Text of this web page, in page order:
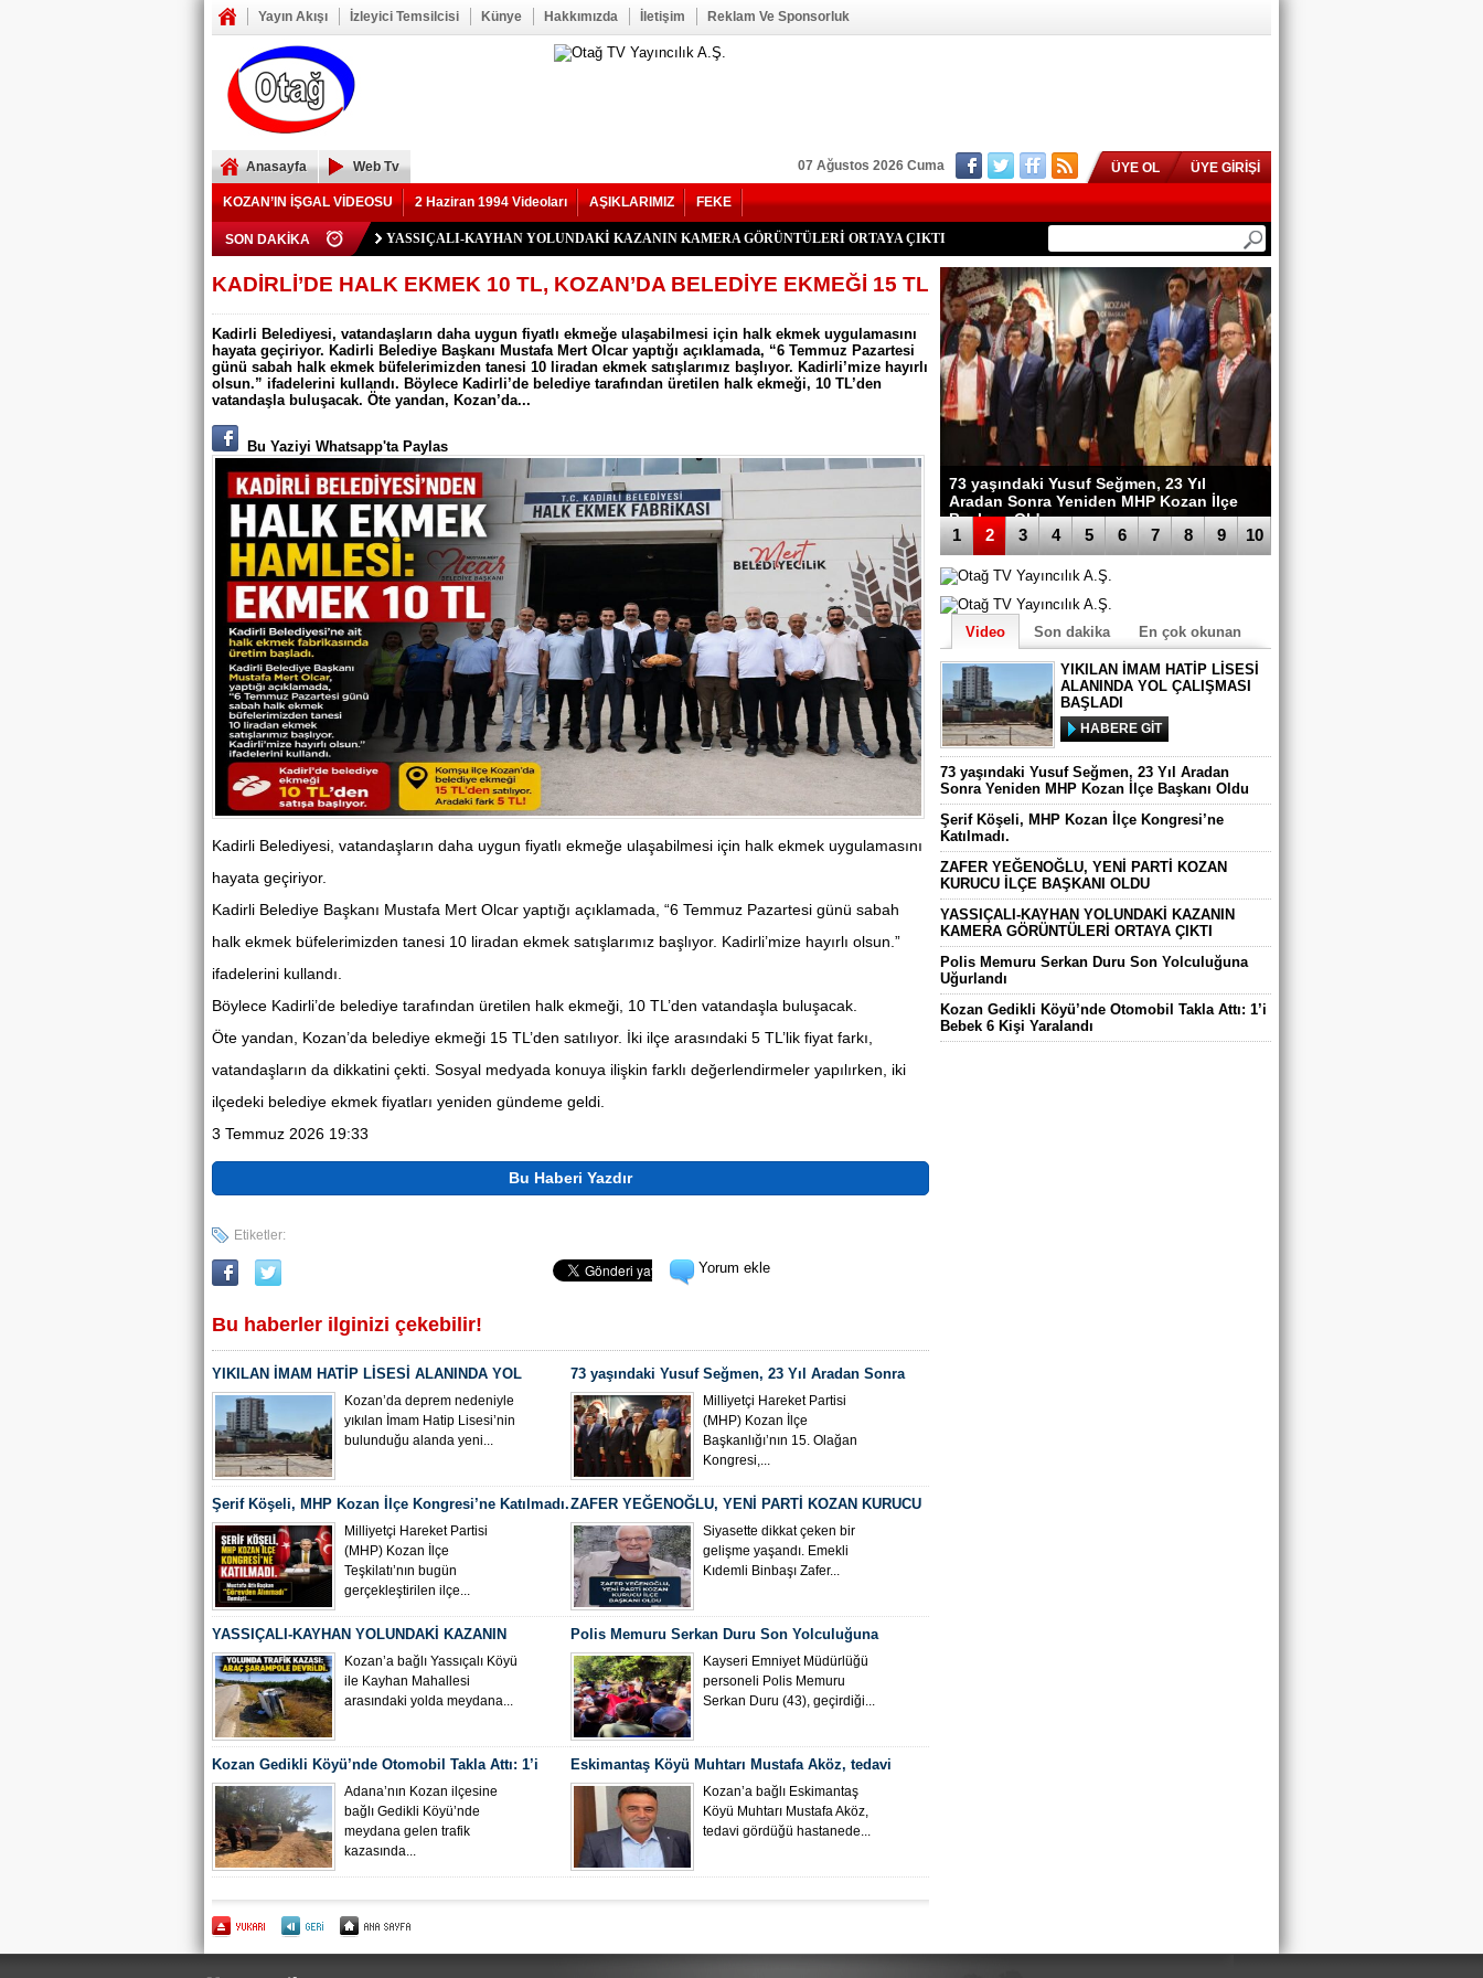
Yayın Akışı İzleyici Temsilcisi Künye Hakkımızda İletişim Reklam Ve Sponsorluk
Anasayfa Web Tv
KOZAN’IN İŞGAL VİDEOSU 2 Haziran 1994 Videoları AŞIKLARIMIZ FEKE
SON DAKİKA
YIKILAN İMAM HATİP LİSESİ ALANINDA YOL ÇALIŞMASI BAŞLADI
73 yaşındaki Yusuf Seğmen, 23 Yıl Aradan Sonra Yeniden MHP Kozan İlçe Başkanı Oldu
ZAFER YEĞENOĞLU, YENİ PARTİ KOZAN KURUCU İLÇE BAŞKANI OLDU
YASSIÇALI-KAYHAN YOLUNDAKİ KAZANIN KAMERA GÖRÜNTÜLERİ ORTAYA ÇIKTI
Polis Memuru Serkan Duru Son Yolculuğuna Uğurlandı
Kozan Gedikli Köyü’nde Otomobil Takla Attı: 1’i Bebek 6 Kişi Yaralandı
Eskimantaş Köyü Muhtarı Mustafa Aköz, tedavi gördüğü hastanede hayatını kaybetti.
FEKE’DE ELEKTRİK TEPKİSİ: ÇONDU KÖYÜNDE 5 YILDIR KARANLIKTA YAŞIYORUZ.
DAMDAN DÜŞEN OĞUZHAN BÜYÜMEZ, 4 GÜNLÜK YAŞAM SAVAŞINI KAYBETTİ
Feke’de Yeni Parti İlçe Başkanlığı İçin Öncü Tok İsmi Gündemde
Kozan’daki Orman Yangını Büyük Oranda Kontrol Altına Alındı
ÜYE OL ÜYE GİRİŞİ
07 Ağustos 2026 Cuma
73 yaşındaki Yusuf Seğmen, 23 Yıl
Aradan Sonra Yeniden MHP Kozan İlçe
Başkanı Oldu
1 2 3 4 5 6 7 8 9 10
Video Son dakika En çok okunan
YIKILAN İMAM HATİP LİSESİ
ALANINDA YOL ÇALIŞMASI
BAŞLADI
HABERE GİT
73 yaşındaki Yusuf Seğmen, 23 Yıl Aradan
Sonra Yeniden MHP Kozan İlçe Başkanı Oldu
Şerif Köşeli, MHP Kozan İlçe Kongresi’ne
Katılmadı.
ZAFER YEĞENOĞLU, YENİ PARTİ KOZAN
KURUCU İLÇE BAŞKANI OLDU
YASSIÇALI-KAYHAN YOLUNDAKİ KAZANIN
KAMERA GÖRÜNTÜLERİ ORTAYA ÇIKTI
Polis Memuru Serkan Duru Son Yolculuğuna
Uğurlandı
Kozan Gedikli Köyü’nde Otomobil Takla Attı: 1’i
Bebek 6 Kişi Yaralandı
KADİRLİ’DE HALK EKMEK 10 TL, KOZAN’DA BELEDİYE EKMEĞİ 15 TL
Kadirli Belediyesi, vatandaşların daha uygun fiyatlı ekmeğe ulaşabilmesi için halk ekmek uygulamasını
hayata geçiriyor. Kadirli Belediye Başkanı Mustafa Mert Olcar yaptığı açıklamada, “6 Temmuz Pazartesi
günü sabah halk ekmek büfelerimizden tanesi 10 liradan ekmek satışlarımız başlıyor. Kadirli’mize hayırlı
olsun.” ifadelerini kullandı. Böylece Kadirli’de belediye tarafından üretilen halk ekmeği, 10 TL’den
vatandaşla buluşacak. Öte yandan, Kozan’da...
Bu Yaziyi Whatsapp'ta Paylas
Kadirli Belediyesi, vatandaşların daha uygun fiyatlı ekmeğe ulaşabilmesi için halk ekmek uygulamasını
hayata geçiriyor.
Kadirli Belediye Başkanı Mustafa Mert Olcar yaptığı açıklamada, “6 Temmuz Pazartesi günü sabah
halk ekmek büfelerimizden tanesi 10 liradan ekmek satışlarımız başlıyor. Kadirli’mize hayırlı olsun.”
ifadelerini kullandı.
Böylece Kadirli’de belediye tarafından üretilen halk ekmeği, 10 TL’den vatandaşla buluşacak.
Öte yandan, Kozan’da belediye ekmeği 15 TL’den satılıyor. İki ilçe arasındaki 5 TL’lik fiyat farkı,
vatandaşların da dikkatini çekti. Sosyal medyada konuya ilişkin farklı değerlendirmeler yapılırken, iki
ilçedeki belediye ekmek fiyatları yeniden gündeme geldi.
3 Temmuz 2026 19:33
Bu Haberi Yazdır
Etiketler:
Yorum ekle
Bu haberler ilginizi çekebilir!
YIKILAN İMAM HATİP LİSESİ ALANINDA YOL
ÇALIŞMASI BAŞLADIKozan’da deprem nedeniyle
yıkılan İmam Hatip Lisesi’nin
bulunduğu alanda yeni...
73 yaşındaki Yusuf Seğmen, 23 Yıl Aradan Sonra
Yeniden MHP Kozan İlçe Başkanı Oldu
Milliyetçi Hareket Partisi
(MHP) Kozan İlçe
Başkanlığı’nın 15. Olağan
Kongresi,...
Şerif Köşeli, MHP Kozan İlçe Kongresi’ne Katılmadı.
Milliyetçi Hareket Partisi
(MHP) Kozan İlçe
Teşkilatı’nın bugün
gerçekleştirilen ilçe...
ZAFER YEĞENOĞLU, YENİ PARTİ KOZAN KURUCU
İLÇE BAŞKANI OLDUSiyasette dikkat çeken bir
gelişme yaşandı. Emekli
Kıdemli Binbaşı Zafer...
YASSIÇALI-KAYHAN YOLUNDAKİ KAZANIN
KAMERA GÖRÜNTÜLERİ ORTAYA ÇIKTI
Kozan’a bağlı Yassıçalı Köyü
ile Kayhan Mahallesi
arasındaki yolda meydana...
Polis Memuru Serkan Duru Son Yolculuğuna
Uğurlandı
Kayseri Emniyet Müdürlüğü
personeli Polis Memuru
Serkan Duru (43), geçirdiği...
Kozan Gedikli Köyü’nde Otomobil Takla Attı: 1’i
Bebek 6 Kişi YaralandıAdana’nın Kozan ilçesine
bağlı Gedikli Köyü’nde
meydana gelen trafik
kazasında...
Eskimantaş Köyü Muhtarı Mustafa Aköz, tedavi
gördüğü hastanede hayatını kaybetti.
Kozan’a bağlı Eskimantaş
Köyü Muhtarı Mustafa Aköz,
tedavi gördüğü hastanede...